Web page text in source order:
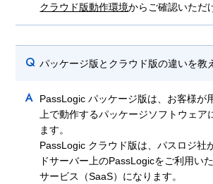
クラウド版動作環境からご確認いただ
Q パッケージ版とクラウド版の違いを教
A
PassLogic パッケージ版は、お客様が
上で動作するパッケージソフトウェア
ます。
PassLogic クラウド版は、パスロジ社
ドサーバー上のPassLogicをご利用い
サービス（SaaS）になります。